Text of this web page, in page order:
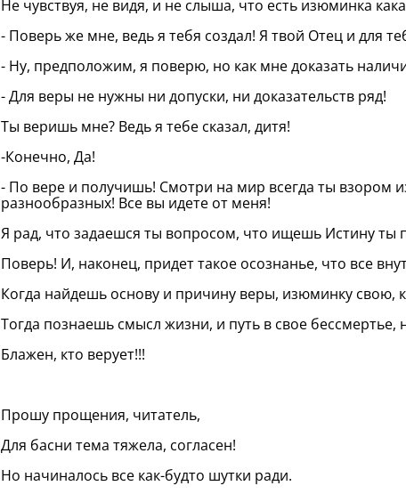
Не чувствуя, не видя, и не слыша, что есть изюминка
- Поверь же мне, ведь я тебя создал! Я твой Отец и для
- Ну, предположим, я поверю, но как мне доказать
- Для веры не нужны ни допуски, ни доказательств ряд!
Ты веришь мне? Ведь я тебе сказал, дитя!
-Конечно, Да!
- По вере и получишь! Смотри на мир всегда ты взором
разнообразных! Все вы идете от меня!
Я рад, что задаешся ты вопросом, что ищешь Истину
Поверь! И, наконец, придет такое осознанье, что все
Когда найдешь основу и причину веры, изюминку свою,
Тогда познаешь смысл жизни, и путь в свое бессмертье,
Блажен, кто верует!!!
Прошу прощения, читатель,
Для басни тема тяжела, согласен!
Но начиналось все как-будто шутки ради.